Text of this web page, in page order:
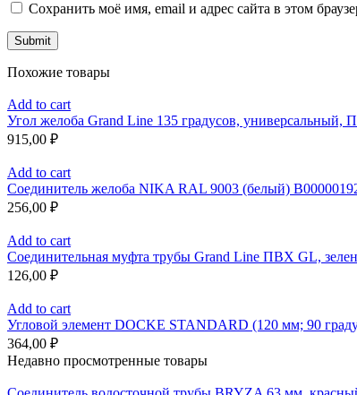
Сохранить моё имя, email и адрес сайта в этом
Похожие товары
Add to cart
Угол желоба Grand Line 135 градусов,
915,00 ₽
Add to cart
Соединитель желоба NIKA RAL 9003 (белый)
256,00 ₽
Add to cart
Соединительная муфта трубы Grand Line ПВХ GL,
126,00 ₽
Add to cart
Угловой элемент DOCKE STANDARD (120 мм; 90
364,00 ₽
Недавно просмотренные товары